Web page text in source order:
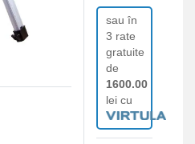
recenzie
sau în
3 rate
gratuite
de
1600.00
lei cu